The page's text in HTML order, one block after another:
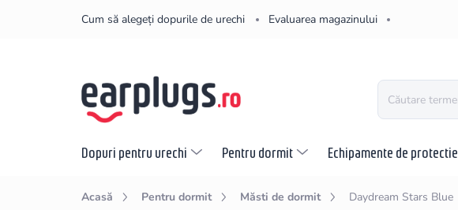
Cum să alegeți dopurile de urechi Evaluarea magazinului
Dopuri pentru urechi Pentru dormit Echipamente de protectie
Acasă Pentru dormit Măsti de dormit Daydream Stars Blue